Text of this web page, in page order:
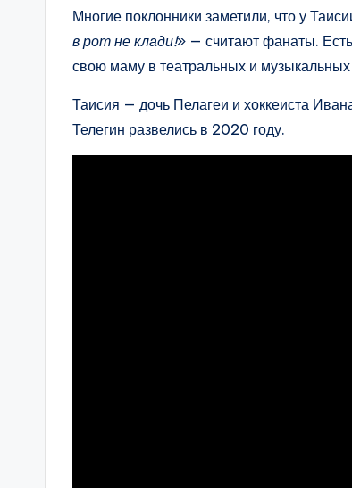
Многие поклонники заметили, что у
в рот не клади!» — считают фанаты.
свою маму в театральных и музыкальных
Таисия — дочь Пелагеи и хоккеиста
Телегин развелись в 2020 году.